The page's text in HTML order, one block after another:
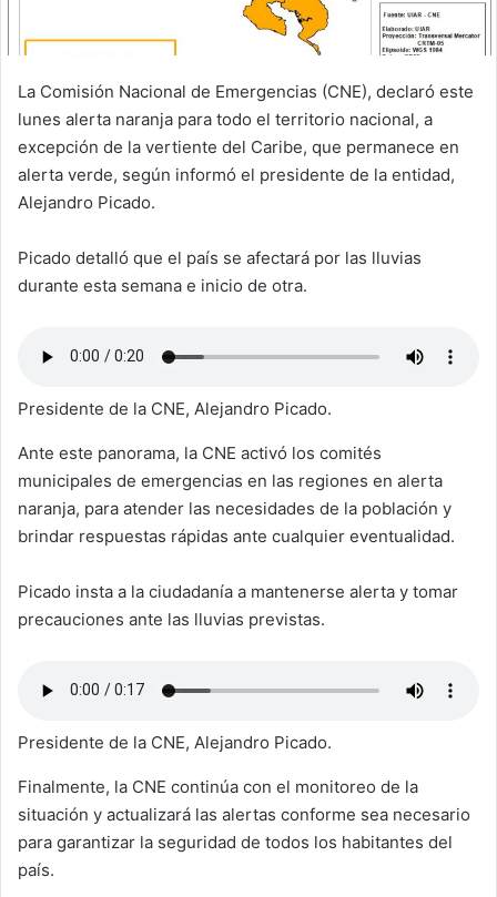
La Comisión Nacional de Emergencias (CNE), declaró este
lunes alerta naranja para todo el territorio nacional, a
excepción de la vertiente del Caribe, que permanece en
alerta verde, según informó el presidente de la entidad,
Alejandro Picado.
Picado detalló que el país se afectará por las lluvias
durante esta semana e inicio de otra.
Presidente de la CNE, Alejandro Picado.
Ante este panorama, la CNE activó los comités
municipales de emergencias en las regiones en alerta
naranja, para atender las necesidades de la población y
brindar respuestas rápidas ante cualquier eventualidad.
Picado insta a la ciudadanía a mantenerse alerta y tomar
precauciones ante las lluvias previstas.
Presidente de la CNE, Alejandro Picado.
Finalmente, la CNE continúa con el monitoreo de la
situación y actualizará las alertas conforme sea necesario
para garantizar la seguridad de todos los habitantes del
país.